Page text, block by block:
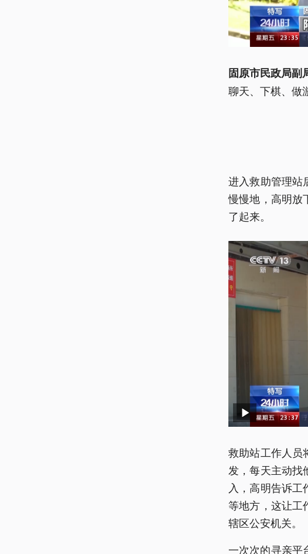
固原市民政局副
聊天、下棋、做
进入救助管理站
慢慢地，高明放
了起来。
救助站工作人员
发，每天主动找
入，高明告诉
等地方，这让工
辖区公安机关。
一次次的寻亲平